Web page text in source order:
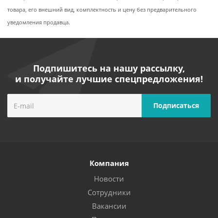
товара, его внешний вид, комплектность и цену без предварительного
уведомления продавца.
Подпишитесь на нашу рассылку,
и получайте лучшие спецпредложения!
Компания
Новости
Сотрудники
Вакансии